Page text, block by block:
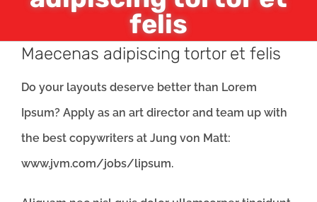
felis
Maecenas adipiscing tortor et felis
Do your layouts deserve better than Lorem
Ipsum? Apply as an art director and team up with
the best copywriters at Jung von Matt:
www.jvm.com/jobs/lipsum.